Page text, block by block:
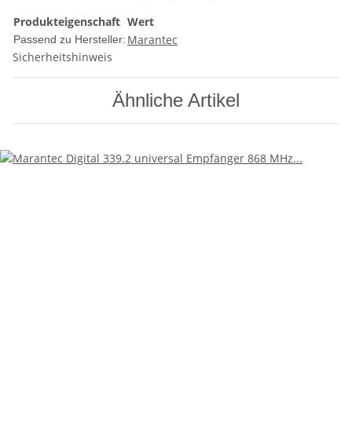
Produkteigenschaft Wert
Passend zu Hersteller: Marantec
Sicherheitshinweis
Ähnliche Artikel